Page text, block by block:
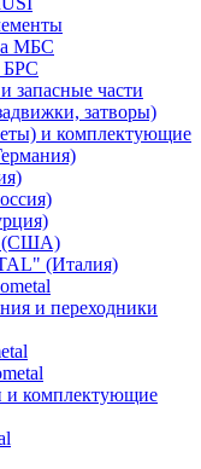
МБС
БРС
запасные части
затворы)
и комплектующие
(США)
(Италия)
и переходники
комплектующие